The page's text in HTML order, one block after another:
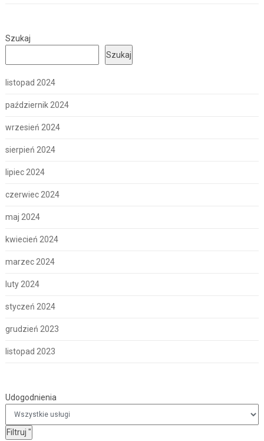
Szukaj
Szukaj
listopad 2024
październik 2024
wrzesień 2024
sierpień 2024
lipiec 2024
czerwiec 2024
maj 2024
kwiecień 2024
marzec 2024
luty 2024
styczeń 2024
grudzień 2023
listopad 2023
Udogodnienia
Filtruj Udogodnienia
"